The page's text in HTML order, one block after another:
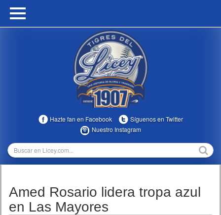
HOME
MULTIMEDIA
TEMPORADAS
Hazte fan en Facebook
Síguenos en Twitter
Nuestro Instagram
Amed Rosario lidera tropa azul
en Las Mayores